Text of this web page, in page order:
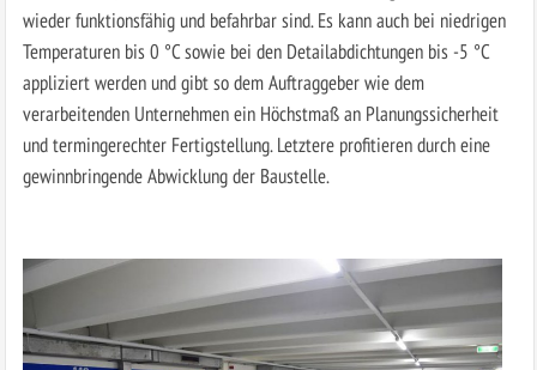
wieder funktionsfähig und befahrbar sind. Es kann auch bei niedrigen
Temperaturen bis 0 °C sowie bei den Detailabdichtungen bis -5 °C
appliziert werden und gibt so dem Auftraggeber wie dem
verarbeitenden Unternehmen ein Höchstmaß an Planungssicherheit
und termingerechter Fertigstellung. Letztere profitieren durch eine
gewinnbringende Abwicklung der Baustelle.